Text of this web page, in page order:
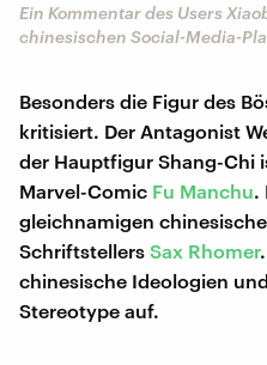
Ein Kommentar des Users
chinesischen Social-Media-
Besonders die Figur des
kritisiert. Der Antagonist
der Hauptfigur Shang-Chi
Marvel-Comic Fu Manchu.
gleichnamigen
Schriftstellers Sax Rhomer
chinesische Ideologien
Stereotype auf.